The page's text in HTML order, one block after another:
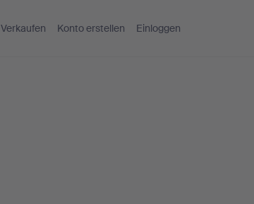
Verkaufen Konto erstellen Einloggen